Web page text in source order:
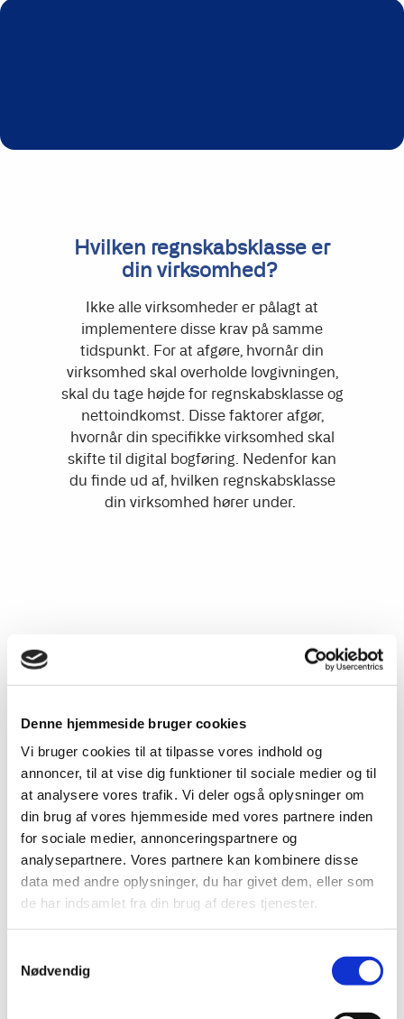
Denne hjemmeside bruger cookies
Vi bruger cookies til at tilpasse vores indhold og
annoncer, til at vise dig funktioner til sociale medier og til
at analysere vores trafik. Vi deler også oplysninger om
din brug af vores hjemmeside med vores partnere inden
for sociale medier, annonceringspartnere og
analysepartnere. Vores partnere kan kombinere disse
data med andre oplysninger, du har givet dem, eller som
de har indsamlet fra din brug af deres tjenester.
Nødvendig
Hvilken regnskabsklasse er
din virksomhed?
Ikke alle virksomheder er pålagt at
implementere disse krav på samme
tidspunkt. For at afgøre, hvornår din
virksomhed skal overholde lovgivningen,
skal du tage højde for regnskabsklasse og
nettoindkomst. Disse faktorer afgør,
hvornår din specifikke virksomhed skal
skifte til digital bogføring. Nedenfor kan
du finde ud af, hvilken regnskabsklasse
din virksomhed hører under.
Regnskabsklasse A
Balancesum: 0-7 mio. kr.